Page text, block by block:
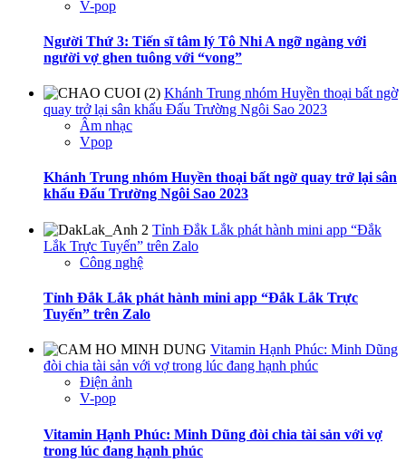
V-pop
Người Thứ 3: Tiến sĩ tâm lý Tô Nhi A ngỡ ngàng với
người vợ ghen tuông với “vong”
Khánh Trung nhóm Huyền thoại bất ngờ
quay trở lại sân khấu Đấu Trường Ngôi Sao 2023
Âm nhạc
Vpop
Khánh Trung nhóm Huyền thoại bất ngờ quay trở lại sân
khấu Đấu Trường Ngôi Sao 2023
Tỉnh Đắk Lắk phát hành mini app “Đắk
Lắk Trực Tuyến” trên Zalo
Công nghệ
Tỉnh Đắk Lắk phát hành mini app “Đắk Lắk Trực
Tuyến” trên Zalo
Vitamin Hạnh Phúc: Minh Dũng
đòi chia tài sản với vợ trong lúc đang hạnh phúc
Điện ảnh
V-pop
Vitamin Hạnh Phúc: Minh Dũng đòi chia tài sản với vợ
trong lúc đang hạnh phúc